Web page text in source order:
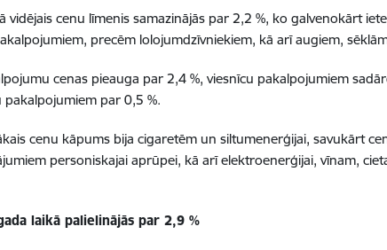
cenu līmenis samazinājās par 2,2 %, ko galvenokārt
precēm lolojumdzīvniekiem, kā arī augiem,
cenas pieauga par 2,4 %, viesnīcu pakalpojumiem
par 0,5 %.
cenu kāpums bija cigaretēm un siltumenerģijai, savukārt
personiskajai aprūpei, kā arī elektroenerģijai, vīnam,
laikā palielinājās par 2,9 %